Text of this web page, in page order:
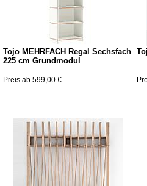
Tojo MEHRFACH Regal Sechsfach
225 cm Grundmodul
Preis ab 599,00 €